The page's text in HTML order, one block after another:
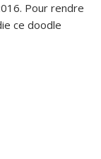
Pour rendre
ce doodle